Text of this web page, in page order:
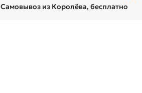
Самовывоз из Королёва, бесплатно